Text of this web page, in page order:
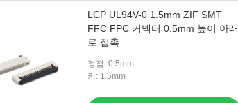
LCP UL94V-0 1.5mm ZIF SMT
FFC FPC 커넥터 0.5mm 높이 아래
로 접촉
정점: 0.5mm
키: 1.5mm